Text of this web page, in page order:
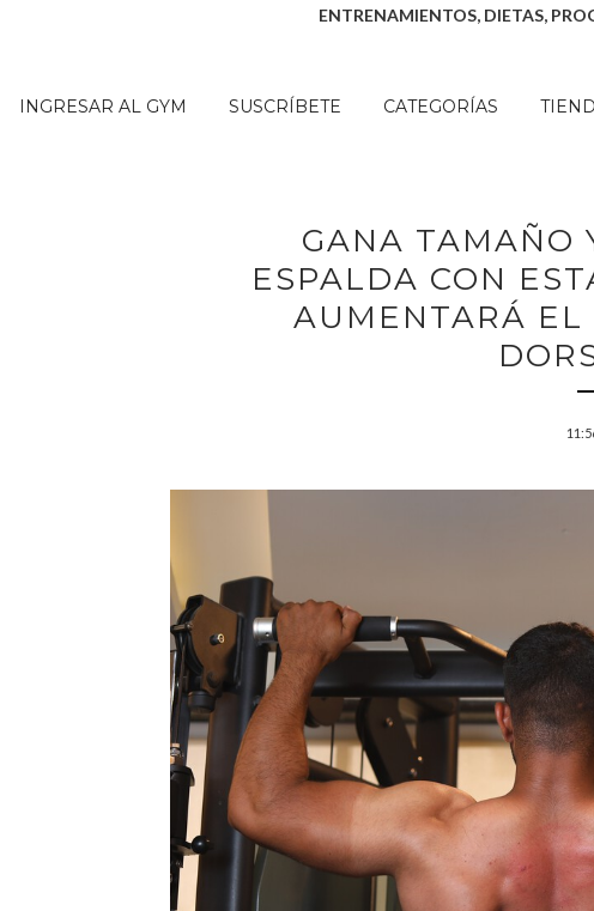
ENTRENAMIENTOS, DIETAS,
INGRESAR AL GYM SUSCRÍBETE CATEGORÍAS
GANA TAMAÑO
ESPALDA CON
AUMENTARÁ